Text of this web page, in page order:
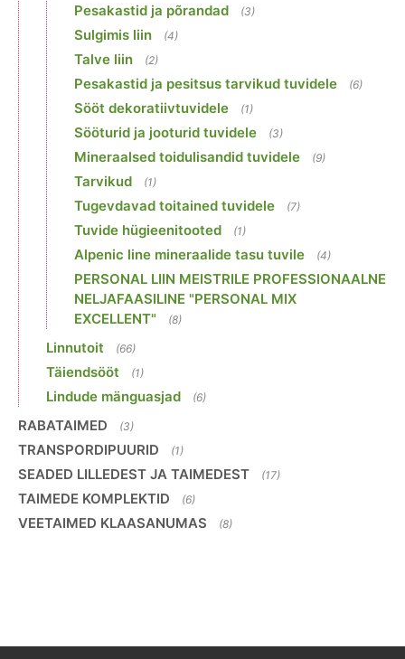
Pesakastid ja põrandad (3)
Sulgimis liin (4)
Talve liin (2)
Pesakastid ja pesitsus tarvikud tuvidele (6)
Sööt dekoratiivtuvidele (1)
Sööturid ja jooturid tuvidele (3)
Mineraalsed toidulisandid tuvidele (9)
Tarvikud (1)
Tugevdavad toitained tuvidele (7)
Tuvide hügieenitooted (1)
Alpenic line mineraalide tasu tuvile (4)
PERSONAL LIIN MEISTRILE PROFESSIONAALNE
NELJAFAASILINE "PERSONAL MIX
EXCELLENT"
(8)
Linnutoit (66)
Täiendsööt (1)
Lindude mänguasjad (6)
RABATAIMED (3)
TRANSPORDIPUURID (1)
SEADED LILLEDEST JA TAIMEDEST (17)
TAIMEDE KOMPLEKTID (6)
VEETAIMED KLAASANUMAS (8)